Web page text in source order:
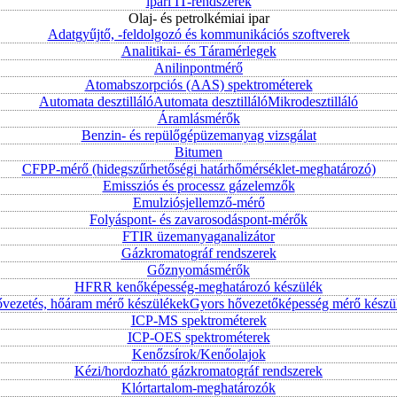
Olaj- és petrolkémiai ipar
Adatgyűjtő, -feldolgozó és kommunikációs szoftverek
Analitikai- és Táramérlegek
Anilinpontmérő
Atomabszorpciós (AAS) spektrométerek
Automata desztillálóAutomata desztillálóMikrodesztilláló
Áramlásmérők
Benzin- és repülőgépüzemanyag vizsgálat
Bitumen
CFPP-mérő (hidegszűrhetőségi határhőmérséklet-meghatározó)
Emissziós és processz gázelemzők
Emulziósjellemző-mérő
Folyáspont- és zavarosodáspont-mérők
FTIR üzemanyaganalizátor
Gázkromatográf rendszerek
Gőznyomásmérők
HFRR kenőképesség-meghatározó készülék
hőáram mérő készülékekGyors hővezetőképesség mérő
ICP-MS spektrométerek
ICP-OES spektrométerek
Kenőzsírok/Kenőolajok
Kézi/hordozható gázkromatográf rendszerek
Klórtartalom-meghatározók